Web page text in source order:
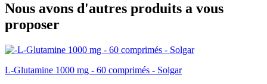
Nous avons d'autres produits a vous
proposer
L-Glutamine 1000 mg - 60 comprimés - Solgar